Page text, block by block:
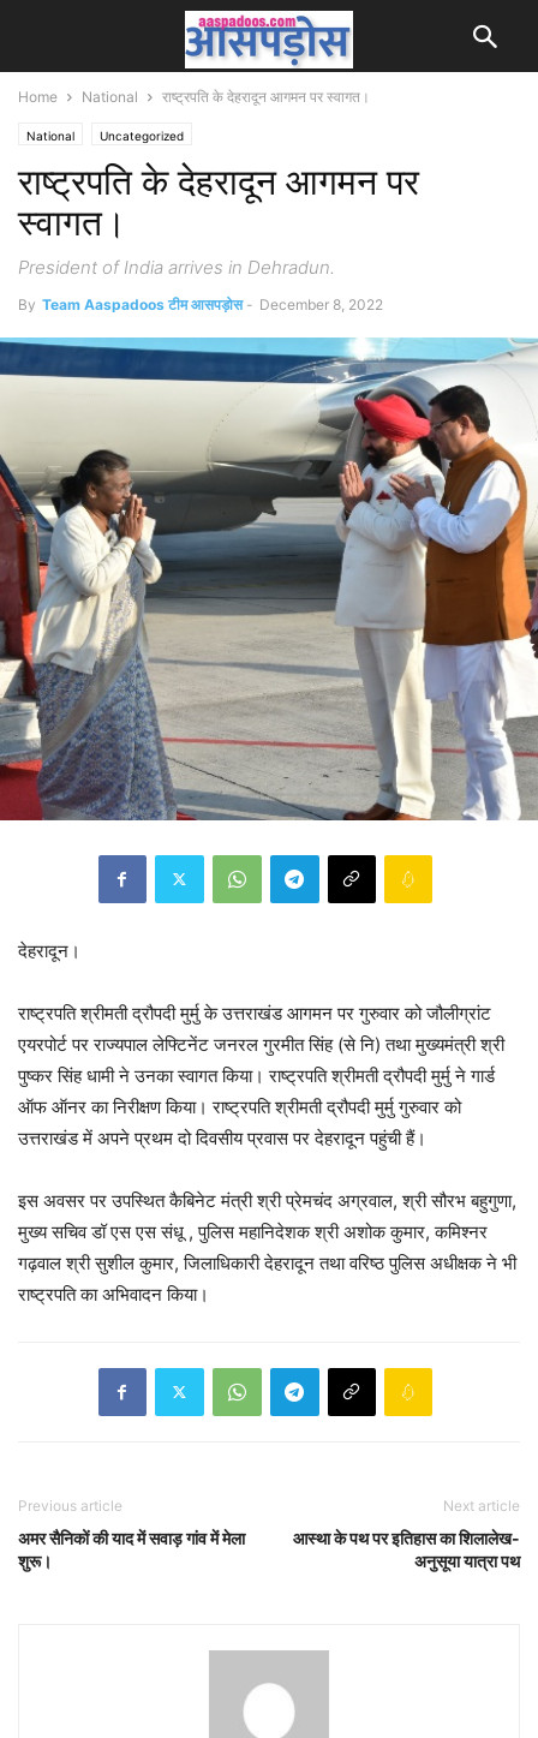
Home National राष्ट्रपति के देहरादून आगमन पर स्वागत।
National Uncategorized
राष्ट्रपति के देहरादून आगमन पर
स्वागत।
President of India arrives in Dehradun.
By Team Aaspadoos टीम आसपड़ोस - December 8, 2022
देहरादून।
राष्ट्रपति श्रीमती द्रौपदी मुर्मु के उत्तराखंड आगमन पर गुरुवार को जौलीग्रांट
एयरपोर्ट पर राज्यपाल लेफ्टिनेंट जनरल गुरमीत सिंह (से नि) तथा मुख्यमंत्री श्री
पुष्कर सिंह धामी ने उनका स्वागत किया। राष्ट्रपति श्रीमती द्रौपदी मुर्मु ने गार्ड
ऑफ ऑनर का निरीक्षण किया। राष्ट्रपति श्रीमती द्रौपदी मुर्मु गुरुवार को
उत्तराखंड में अपने प्रथम दो दिवसीय प्रवास पर देहरादून पहुंची हैं।
इस अवसर पर उपस्थित कैबिनेट मंत्री श्री प्रेमचंद अग्रवाल, श्री सौरभ बहुगुणा,
मुख्य सचिव डॉ एस एस संधू , पुलिस महानिदेशक श्री अशोक कुमार, कमिश्नर
गढ़वाल श्री सुशील कुमार, जिलाधिकारी देहरादून तथा वरिष्ठ पुलिस अधीक्षक ने भी
राष्ट्रपति का अभिवादन किया।
Previous article
अमर सैनिकों की याद में सवाड़ गांव में मेला
शुरू।
Next article
आस्था के पथ पर इतिहास का शिलालेख-
अनुसूया यात्रा पथ